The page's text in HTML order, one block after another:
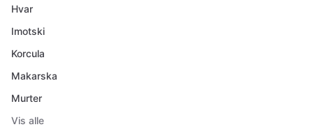
Hvar
Imotski
Korcula
Makarska
Murter
Vis alle